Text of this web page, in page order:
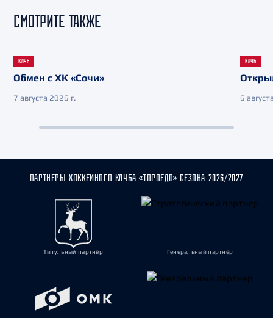
СМОТРИТЕ ТАКЖЕ
КЛУБ
Обмен с ХК «Сочи»
7 августа 2026 г.
КЛУБ
6
ПАРТНЁРЫ ХОККЕЙНОГО КЛУБА «ТОРПЕДО» СЕЗОНА 2026/2027
Титульный партнёр Генеральный партнёр